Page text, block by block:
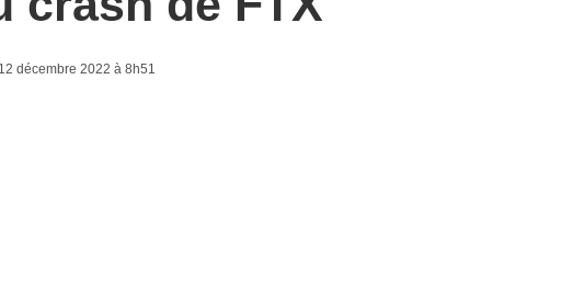
12 décembre 2022 à 8h51